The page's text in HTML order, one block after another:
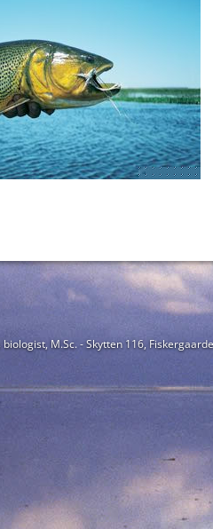
M.Sc. - Skytten 116,